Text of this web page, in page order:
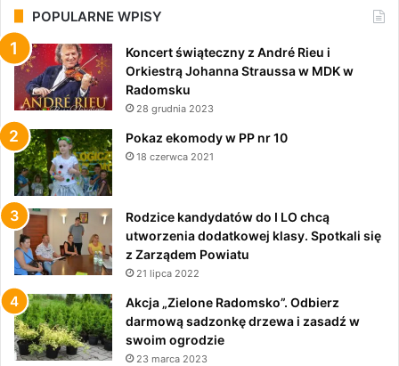
POPULARNE WPISY
Koncert świąteczny z André Rieu i
Orkiestrą Johanna Straussa w MDK w
Radomsku
28 grudnia 2023
Pokaz ekomody w PP nr 10
18 czerwca 2021
Rodzice kandydatów do I LO chcą
utworzenia dodatkowej klasy. Spotkali się
z Zarządem Powiatu
21 lipca 2022
Akcja „Zielone Radomsko”. Odbierz
darmową sadzonkę drzewa i zasadź w
swoim ogrodzie
23 marca 2023